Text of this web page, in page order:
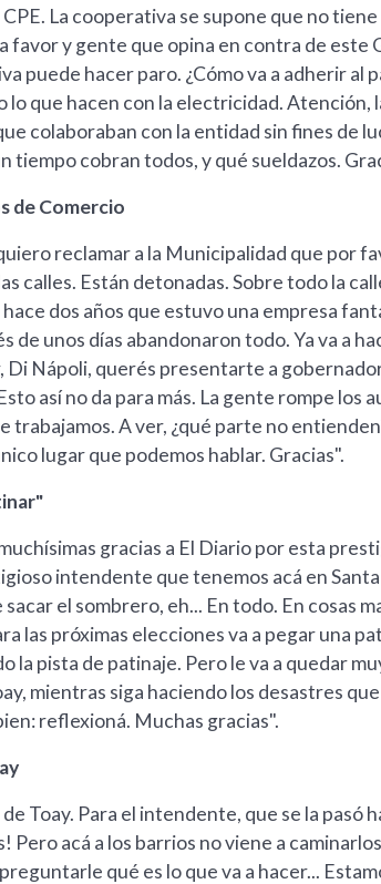
La cooperativa se supone que no
favor y gente que opina en contra de
puede hacer paro. ¿Cómo va a adherir al
lo que hacen con la electricidad. Atención,
colaboraban con la entidad sin fines de
tiempo cobran todos, y qué sueldazos.
de Comercio
reclamar a la Municipalidad que por
calles. Están detonadas. Sobre todo la
hace dos años que estuvo una empresa
de unos días abandonaron todo. Ya va a
Di Nápoli, querés presentarte a
así no da para más. La gente rompe los
trabajamos. A ver, ¿qué parte no
lugar que podemos hablar. Gracias".
gracias a El Diario por esta
intendente que tenemos acá en
el sombrero, eh... En todo. En cosas
las próximas elecciones va a pegar una
la pista de patinaje. Pero le va a quedar
mientras siga haciendo los desastres
reflexioná. Muchas gracias".
Toay. Para el intendente, que se la pasó
Pero acá a los barrios no viene a
qué es lo que va a hacer...